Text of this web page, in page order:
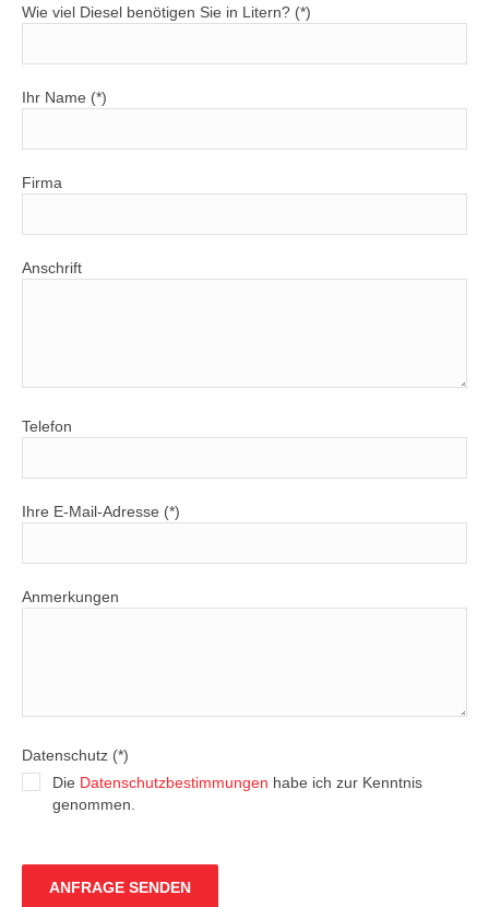
Wie viel Diesel benötigen Sie in Litern? (*)
Ihr Name (*)
Firma
Anschrift
Telefon
Ihre E-Mail-Adresse (*)
Anmerkungen
Datenschutz (*)
Die Datenschutzbestimmungen habe ich zur Kenntnis
genommen.